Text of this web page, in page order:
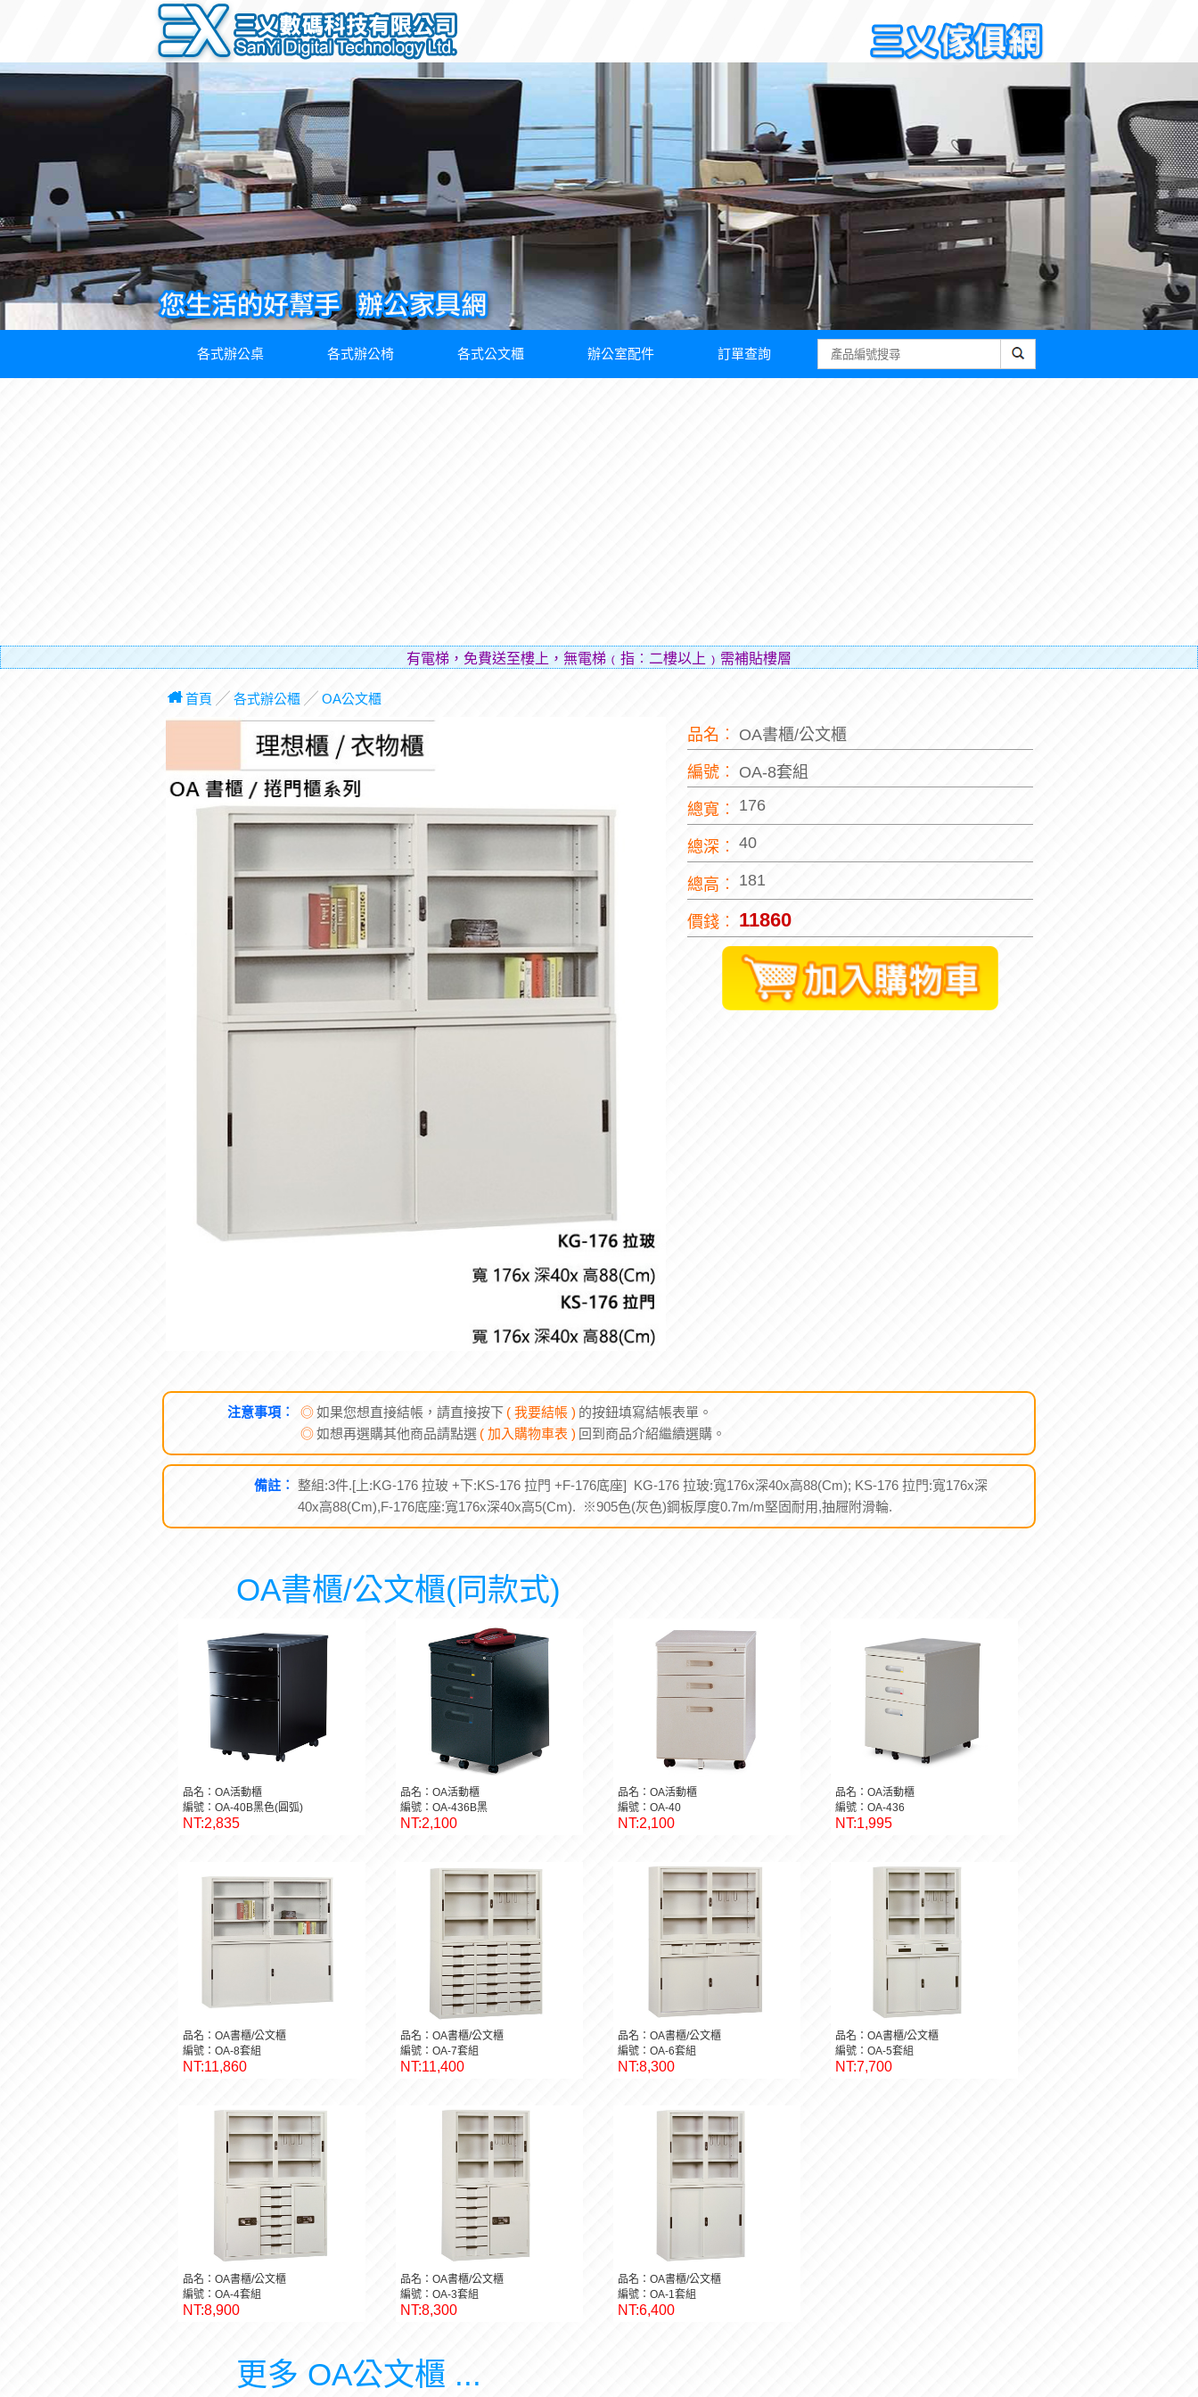
各式辦公桌 各式辦公椅 各式公文櫃 辦公室配件 訂單查詢
有電梯，免費送至樓上，無電梯﹙指︰二樓以上﹚需補貼樓層費用（貼補搬運人的
首頁 ╱ 各式辦公櫃╱ OA公文櫃
品名︰ OA書櫃/公文櫃
編號︰ OA-8套組
總寬︰ 176
總深︰ 40
總高︰ 181
價錢︰ 11860
注意事項︰ ◎如果您想直接結帳，請直接按下 ( 我要結帳 ) 的按鈕填寫結帳表單。
◎如想再選購其他商品請點選 ( 加入購物車表 ) 回到商品介紹繼續選購。
備註︰
整組:3件.[上:KG-176 拉玻 +下:KS-176 拉門 +F-176底座] KG-176 拉玻:寬176x深40x高88(Cm); KS-176 拉門:寬176x深
40x高88(Cm),F-176底座:寬176x深40x高5(Cm). ※905色(灰色)鋼板厚度0.7m/m堅固耐用,抽屜附滑輪.
OA書櫃/公文櫃(同款式)
品名：OA活動櫃
編號：OA-40B黑色(圓弧)
NT:2,835
品名：OA活動櫃
編號：OA-436B黑
NT:2,100
品名：OA活動櫃
編號：OA-40
NT:2,100
品名：OA活動櫃
編號：OA-436
NT:1,995
品名：OA書櫃/公文櫃
編號：OA-8套組
NT:11,860
品名：OA書櫃/公文櫃
編號：OA-7套組
NT:11,400
品名：OA書櫃/公文櫃
編號：OA-6套組
NT:8,300
品名：OA書櫃/公文櫃
編號：OA-5套組
NT:7,700
品名：OA書櫃/公文櫃
編號：OA-4套組
NT:8,900
品名：OA書櫃/公文櫃
編號：OA-3套組
NT:8,300
品名：OA書櫃/公文櫃
編號：OA-1套組
NT:6,400
更多 OA公文櫃 ...